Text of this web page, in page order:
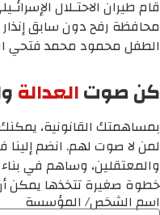
قام طيران الاحتـلال
محافظة رفح دون سابق
الطفل محمود محمد فتحي
كن صوتالعدالة
بمساهمتك القانونية،
لمن لا صوت لهم. انضم
والمعتقلين، وساهم في
خطوة صغيرة تتخذها يمكن أن
اسم الشخص/ المؤسسة